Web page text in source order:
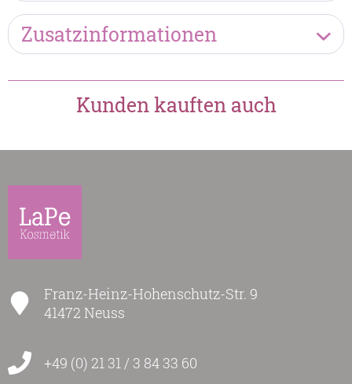
Zusatzinformationen
Kunden kauften auch
Franz-Heinz-Hohenschutz-Str. 9
41472 Neuss
+49 (0) 21 31 / 3 84 33 60